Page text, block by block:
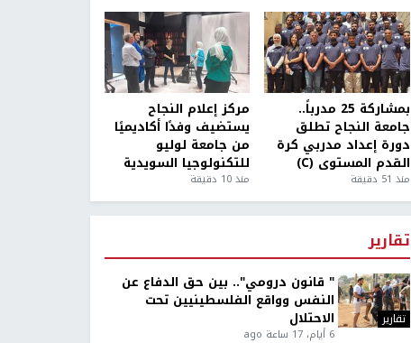
بمشاركة 25 مدرباً..
جامعة النجاح تطلق
دورة إعداد مدربي كرة
القدم المستوى (C)
منذ 51 دقيقة
مركز إعلام النجاح
يستضيف وفدًا أكاديميًا
من جامعة لوليو
للتكنولوجيا السويدية
منذ 10 دقيقة
تقارير
تقارير
" قانون درومي".. بين حق الدفاع عن
النفس وواقع الفلسطينيين تحت
الاحتلال
6 أيام، 17 ساعة ago